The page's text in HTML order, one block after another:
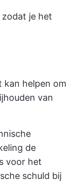
je het
helpen om
van
de
voor het
schuld bij